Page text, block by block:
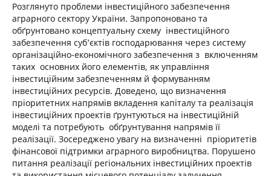
Розглянуто проблеми інвестиційного забезпечення
аграрного сектору України. Запропоновано та
обґрунтовано концептуальну схему інвестиційного
забезпечення суб’єктів господарювання через систему
організаційно-економічного забезпечення з включенням
таких основних його елементів, як управління
інвестиційним забезпеченням й формуванням
інвестиційних ресурсів. Доведено, що визначення
пріоритетних напрямів вкладення капіталу та реалізація
інвестиційних проектів ґрунтуються на інвестиційній
моделі та потребують обґрунтування напрямів її
реалізації. Зосереджено увагу на визначенні пріоритетів
фінансової підтримки аграрного виробництва. Порушено
питання реалізації регіональних інвестиційних проектів